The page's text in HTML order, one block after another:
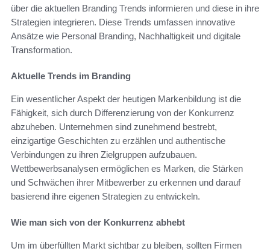
über die aktuellen Branding Trends informieren und diese in ihre
Strategien integrieren. Diese Trends umfassen innovative
Ansätze wie Personal Branding, Nachhaltigkeit und digitale
Transformation.
Aktuelle Trends im Branding
Ein wesentlicher Aspekt der heutigen Markenbildung ist die
Fähigkeit, sich durch Differenzierung von der Konkurrenz
abzuheben. Unternehmen sind zunehmend bestrebt,
einzigartige Geschichten zu erzählen und authentische
Verbindungen zu ihren Zielgruppen aufzubauen.
Wettbewerbsanalysen ermöglichen es Marken, die Stärken
und Schwächen ihrer Mitbewerber zu erkennen und darauf
basierend ihre eigenen Strategien zu entwickeln.
Wie man sich von der Konkurrenz abhebt
Um im überfüllten Markt sichtbar zu bleiben, sollten Firmen